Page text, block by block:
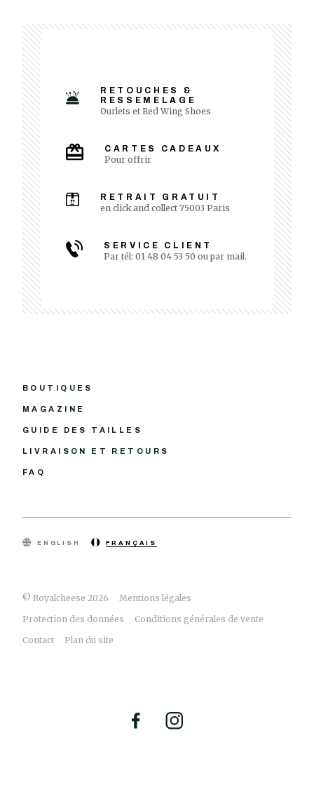
RETOUCHES &
RESSEMELAGE
Ourlets et Red Wing Shoes
CARTES CADEAUX
Pour offrir
RETRAIT GRATUIT
en click and collect 75003 Paris
SERVICE CLIENT
Par tél: 01 48 04 53 50 ou par mail.
BOUTIQUES
MAGAZINE
GUIDE DES TAILLES
LIVRAISON ET RETOURS
FAQ
© Royalcheese 2026
Mentions légales
Protection des données
Conditions générales de vente
Contact
Plan du site
ENGLISH FRANÇAIS